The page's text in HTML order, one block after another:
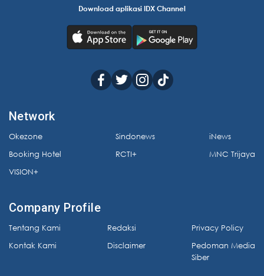
Download aplikasi IDX Channel
Network
Okezone
Booking Hotel
VISION+
Sindonews
RCTI+
iNews
MNC Trijaya
Company Profile
Tentang Kami
Kontak Kami
Redaksi
Disclaimer
Privacy Policy
Pedoman Media
Siber